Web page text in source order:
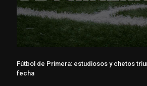
Fútbol de Primera: estudiosos y chetos
fecha